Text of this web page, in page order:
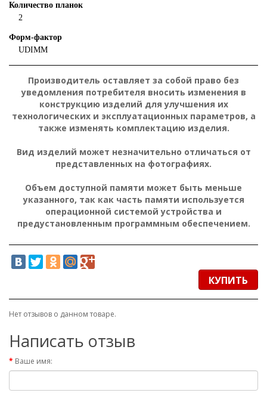
Количество планок
2
Форм-фактор
UDIMM
Производитель оставляет за собой право без
уведомления потребителя вносить изменения в
конструкцию изделий для улучшения их
технологических и эксплуатационных параметров, а
также изменять комплектацию изделия.
Вид изделий может незначительно отличаться от
представленных на фотографиях.
Объем доступной памяти может быть меньше
указанного, так как часть памяти используется
операционной системой устройства и
предустановленным программным обеспечением.
КУПИТЬ
Нет отзывов о данном товаре.
Написать отзыв
Ваше имя: